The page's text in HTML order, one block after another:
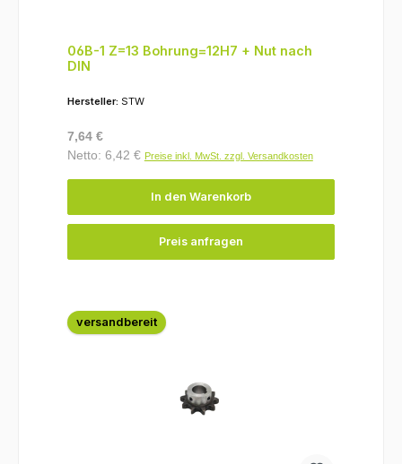
06B-1 Z=13 Bohrung=12H7 + Nut nach
DIN
Hersteller: STW
Regulärer Preis:
7,64 €
Netto: 6,42 € Preise inkl. MwSt. zzgl. Versandkosten
In den Warenkorb
Preis anfragen
versandbereit